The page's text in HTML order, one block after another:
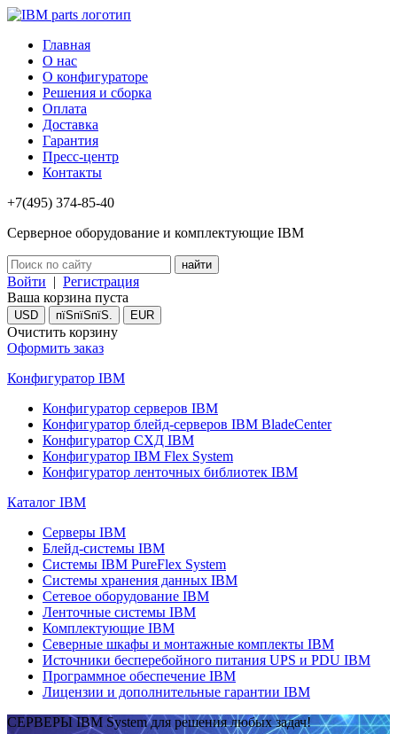
Главная
О нас
О конфигураторе
Решения и сборка
Оплата
Доставка
Гарантия
Пресс-центр
Контакты
+7(495) 374-85-40
Серверное оборудование и комплектующие IBM
Войти | Регистрация
Ваша корзина пуста
USD пїЅпїЅпїЅ. EUR
Очистить корзину
Оформить заказ
Конфигуратор IBM
Конфигуратор серверов IBM
Конфигуратор блейд-серверов IBM BladeCenter
Конфигуратор СХД IBM
Конфигуратор IBM Flex System
Конфигуратор ленточных библиотек IBM
Каталог IBM
Серверы IBM
Блейд-системы IBM
Системы IBM PureFlex System
Системы хранения данных IBM
Сетевое оборудование IBM
Ленточные системы IBM
Комплектующие IBM
Северные шкафы и монтажные комплекты IBM
Источники бесперебойного питания UPS и PDU IBM
Программное обеспечение IBM
Лицензии и дополнительные гарантии IBM
СЕРВЕРЫ IBM System для решения любых задач!